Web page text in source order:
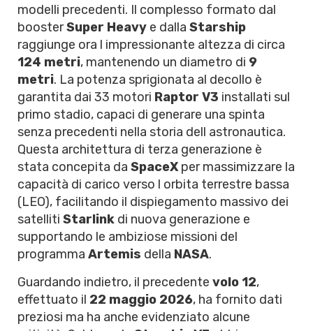
modelli precedenti. Il complesso formato dal
boosterSuper Heavy e dalla Starship
raggiunge ora l impressionante altezza di circa
124 metri, mantenendo un diametro di 9
metri. La potenza sprigionata al decollo è
garantita dai 33 motori Raptor V3 installati sul
primo stadio, capaci di generare una spinta
senza precedenti nella storia dell astronautica.
Questa architettura di terza generazione è
stata concepita da SpaceX per massimizzare la
capacità di carico verso l orbita terrestre bassa
(LEO), facilitando il dispiegamento massivo dei
satelliti Starlink di nuova generazione e
supportando le ambiziose missioni del
programma Artemis della NASA.
Guardando indietro, il precedente volo 12,
effettuato il 22 maggio 2026, ha fornito dati
preziosi ma ha anche evidenziato alcune